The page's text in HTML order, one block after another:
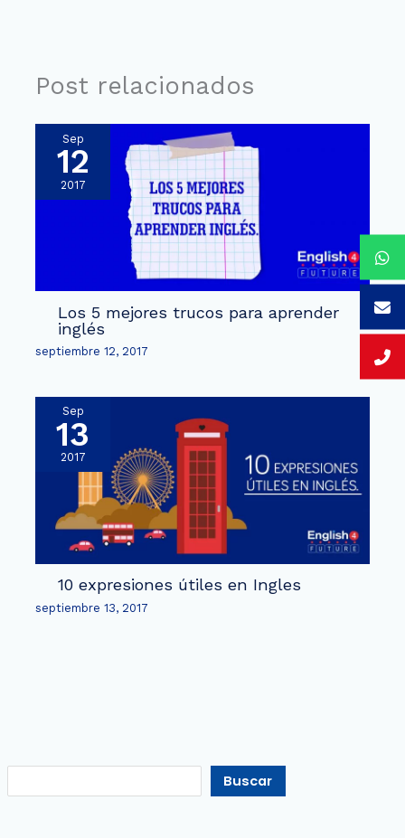
Post relacionados
Sep
12
2017
Los 5 mejores trucos para aprender
inglés
septiembre 12, 2017
Sep
13
2017
10 expresiones útiles en Ingles
septiembre 13, 2017
Buscar